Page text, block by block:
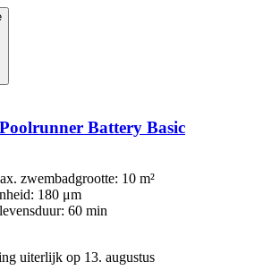
Poolrunner Battery Basic
zwembadgrootte: 10 m²
180 μm
60 min
uiterlijk op 13. augustus